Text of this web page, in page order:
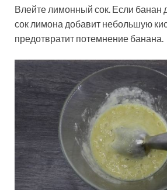
Влейте лимонный сок. Если банан
сок лимона добавит небольшую
предотвратит потемнение банана.